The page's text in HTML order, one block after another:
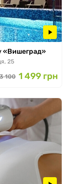
«Вишеград»
25
3 100 1 499 грн